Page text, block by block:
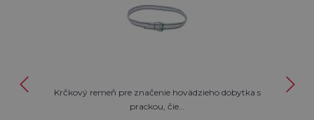
Krčkový remeň pre značenie hovädzieho dobytka s
prackou, čie...